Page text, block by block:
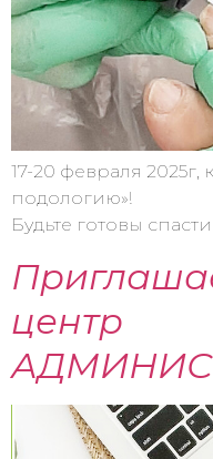
17-20 февраля 2025г,
подологию»!
Будьте готовы
центр